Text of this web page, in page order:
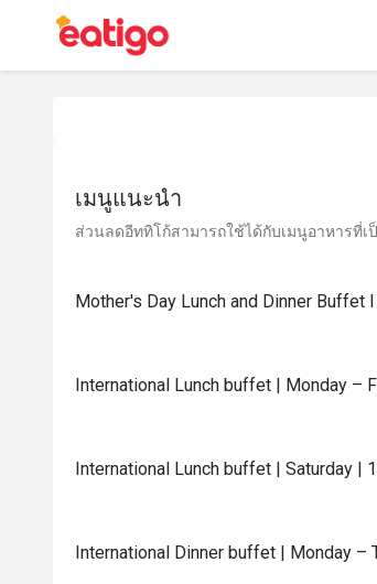
เมนูแนะนำ
ส่วนลดอีททิโก้สามารถใช้ได้กับเมนูอาหารที่เ
Mother's Day Lunch and Dinner Buffet
International Lunch buffet | Monday –
International Lunch buffet | Saturday |
International Dinner buffet | Monday –